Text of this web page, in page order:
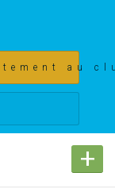
au
+